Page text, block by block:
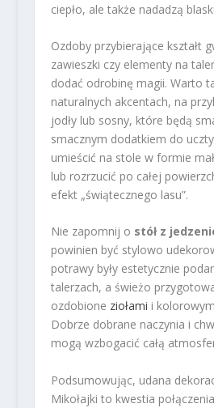
ciepło, ale także nadadzą
Ozdoby przybierające kształt
zawieszki czy elementy na
dodać odrobinę magii. Warto
naturalnych akcentach, na
jodły lub sosny, które będą
smacznym dodatkiem do
umieścić na stole w formie
lub rozrzucić po całej
efekt „świątecznego lasu”.
Nie zapomnij o stół z
powinien być stylowo
potrawy były estetycznie
talerzach, a świeżo
ozdobione ziołami i
Dobrze dobrane naczynia i
mogą wzbogacić całą
Podsumowując, udana
Mikołajki to kwestia